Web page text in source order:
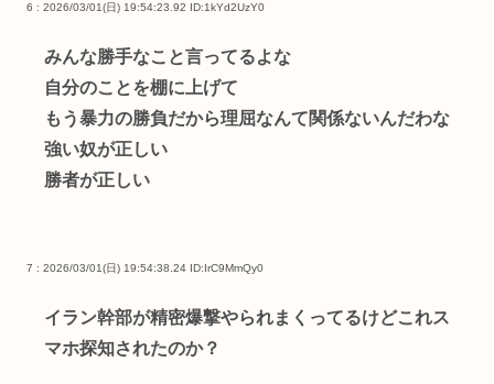
6 : 2026/03/01(日) 19:54:23.92 ID:1kYd2UzY0
みんな勝手なこと言ってるよな
自分のことを棚に上げて
もう暴力の勝負だから理屈なんて関係ないんだわな
強い奴が正しい
勝者が正しい
7 : 2026/03/01(日) 19:54:38.24 ID:IrC9MmQy0
イラン幹部が精密爆撃やられまくってるけどこれス
マホ探知されたのか？